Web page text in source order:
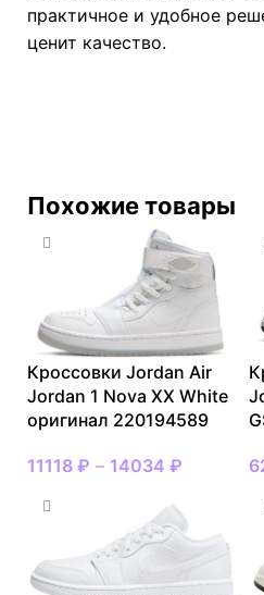
практичное и удобное
ценит качество.
Похожие товары
Кроссовки Jordan Air
Jordan 1 Nova XX White
оригинал 220194589
11118 ₽ – 14034 ₽